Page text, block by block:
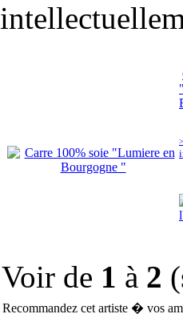
Voir de 1 à 2
Recommandez cet artiste � vos